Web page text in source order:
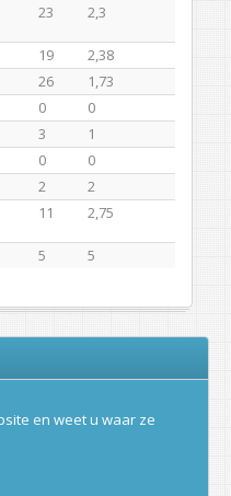
23 2,3
19
2,38
26
1,73
0
0
3
1
0
0
2
2
11 2,75
5 5
en weet u waar ze